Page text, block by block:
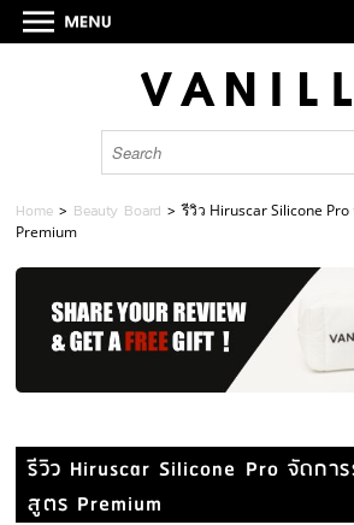
Home > Beauty Board >รีวิว Hiruscar Silicone
Premium
รีวิว Hiruscar Silicone Pro จัดกา
สูตร Premium